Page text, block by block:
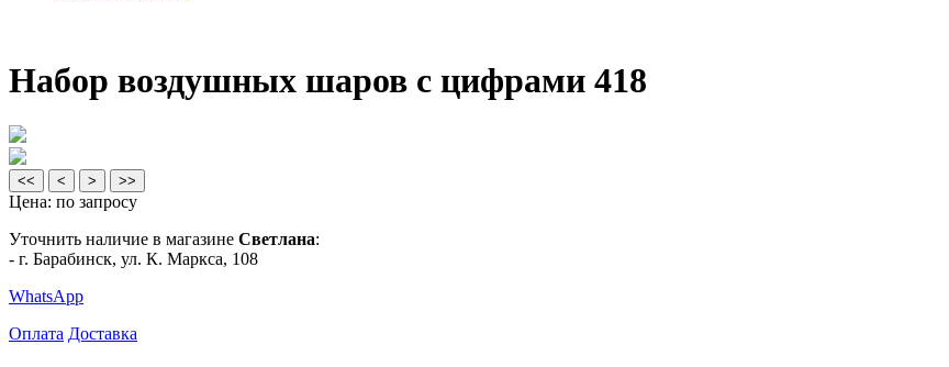
Набор воздушных шаров с цифрами 418
<< < > >>
Цена: по запросу
Уточнить наличие в магазине Светлана:
- г. Барабинск, ул. К. Маркса, 108
WhatsApp
Оплата Доставка